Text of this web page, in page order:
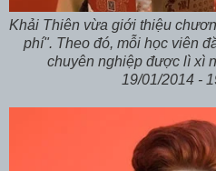
Khải Thiên vừa giới thiệu
phí". Theo đó, mỗi học viên
chuyên nghiệp được lì xì
19/01/2014 -